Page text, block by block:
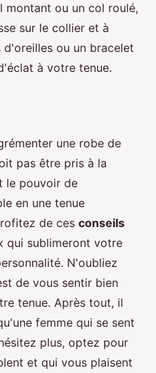
montant ou un col roulé,
sur le collier et à
ou un bracelet
à votre tenue.
une robe de
pas être pris à la
le pouvoir de
en une tenue
de ces conseils
qui sublimeront votre
N'oubliez
de vous sentir bien
tenue. Après tout, il
femme qui se sent
plus, optez pour
et qui vous plaisent